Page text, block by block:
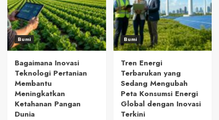
Bumi
Bagaimana Inovasi
Teknologi Pertanian
Membantu
Meningkatkan
Ketahanan Pangan
Dunia
Bumi
Tren Energi
Terbarukan yang
Sedang Mengubah
Peta Konsumsi Energi
Global dengan Inovasi
Terkini